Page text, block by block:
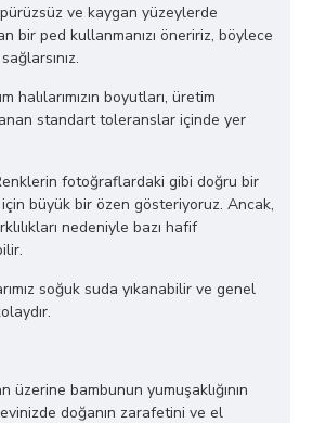
pürüzsüz ve kaygan yüzeylerde
bir ped kullanmanızı öneririz, böylece
halılarımızın boyutları, üretim
standart toleranslar içinde yer
fotoğraflardaki gibi doğru bir
için büyük bir özen gösteriyoruz. Ancak,
nedeniyle bazı hafif
soğuk suda yıkanabilir ve genel
üzerine bambunun yumuşaklığının
doğanın zarafetini ve el